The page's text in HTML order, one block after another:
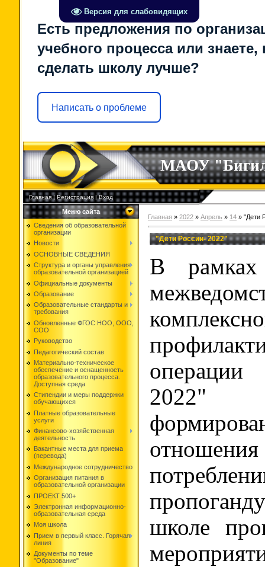
Версия для слабовидящих
Есть предложения по
учебного процесса или знаете,
сделать школу лучше?
Написать о проблеме
МАОУ
Главная|Регистрация|Вход
Меню сайта
Сведения об образовательной
организации
Новости
ОСНОВНЫЕ СВЕДЕНИЯ
Структура и органы управления
образовательной организацией
Официальные документы
Образование
Образовательные стандарты и
требования
Обновленные ФГОС НОО, ООО,
СОО
Руководство
Педагогический состав
Материально-техническое
обеспечение и оснащенность
образовательного процесса.
Доступная среда
Стипендии и меры поддержки
обучающихся
Платные образовательные
услуги
Финансово-хозяйственная
деятельность
Вакантные места для приема
(перевода)
Международное сотрудничество
Организация питания в
образовательной организации
ПРОЕКТ 500+
Электронная информационно-
образовательная среда
Моя школа
Прием в первый класс. Горячая
линия
Документы по теме
"Образование"
Главная » 2022 » Апрель » 14 » "Дети
"Дети России- 2022"
В рамках
школе